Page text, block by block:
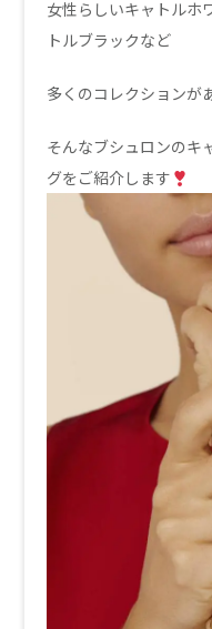
女性らしいキャトルホ
トルブラックなど
多くのコレクションが
そんなブシュロンのキ
グをご紹介します